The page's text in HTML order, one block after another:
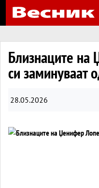
Близнаците
си
28.05.2026